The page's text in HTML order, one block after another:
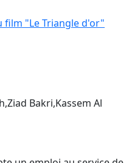
film "Le Triangle d'or"
Bakri,Kassem Al